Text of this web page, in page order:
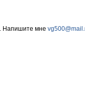
Напишите мне